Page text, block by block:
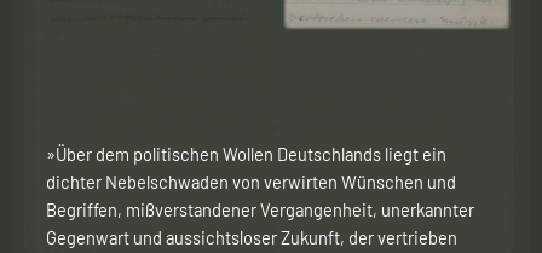
»Über dem politischen Wollen Deutschlands liegt ein
dichter Nebelschwaden von verwirten Wünschen und
Begriffen, mißverstandener Vergangenheit, unerkannter
Gegenwart und aussichtsloser Zukunft, der vertrieben